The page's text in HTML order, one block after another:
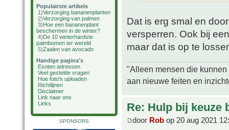
Populairste artikels
1)Verzorging bananenplanten
2)Verzorging van palmen
3)Hoe een bananenplant
beschermen in de winter?
4)De 10 winterhardste
palmbomen ter wereld
5)Zaaien van avocado
Handige pagina's
Exoten adressen
Veel gestelde vragen
Hoe foto's uploaden
Richtlijnen
Disclaimer
Link naar ons
Links
SPONSORS
Dat is erg smal en
versperren. Ook bij
maar dat is op te
"Alleen mensen die
aan nieuwe feiten en
Re: Hulp bij keuze
door Rob op 20 aug 2021